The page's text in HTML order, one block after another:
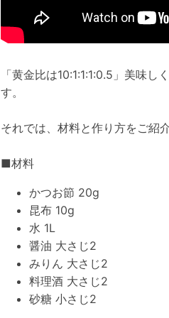
「黄金比は10:1:1:1:0.5」美味し
す。
それでは、材料と作り方をご紹介
■材料
かつお節 20g
昆布 10g
水 1L
醤油 大さじ2
みりん 大さじ2
料理酒 大さじ2
砂糖 小さじ2